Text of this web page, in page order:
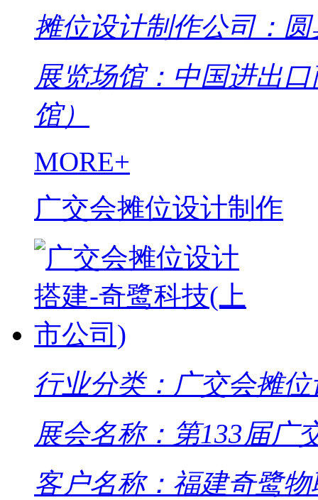
摊位设计制作公司：
展览场馆：中国进出
馆）
MORE+
广交会摊位设计制作
行业分类：广交会摊
展会名称：第133届广
客户名称：福建奇鹭